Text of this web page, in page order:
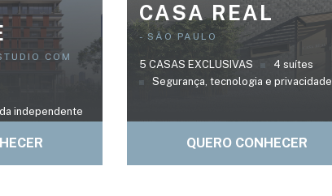
COM
independente
CASA REAL
- SÃO PAULO
5 CASAS EXCLUSIVAS
4 suítes
Segurança, tecnologia e privacidade
QUERO CONHECER